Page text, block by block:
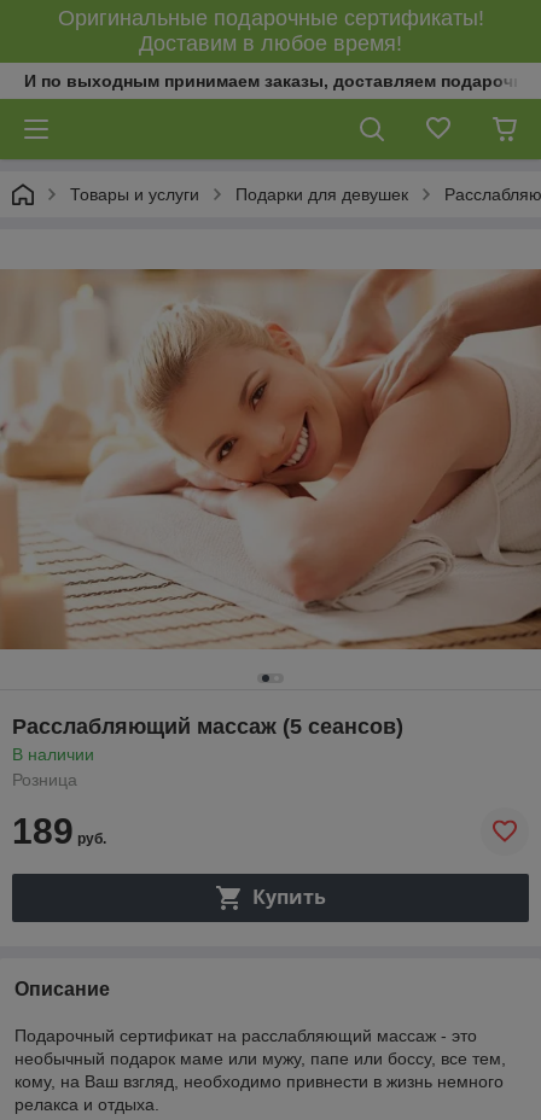
Оригинальные подарочные сертификаты!
Доставим в любое время!
И по выходным принимаем заказы, доставляем
Товары и услуги Подарки для девушек
Расслабляющий массаж (5 сеансов)
В наличии
Розница
189 руб.
Купить
Описание
Подарочный сертификат на расслабляющий массаж - это
необычный подарок маме или мужу, папе или боссу, все тем,
кому, на Ваш взгляд, необходимо привнести в жизнь немного
релакса и отдыха.